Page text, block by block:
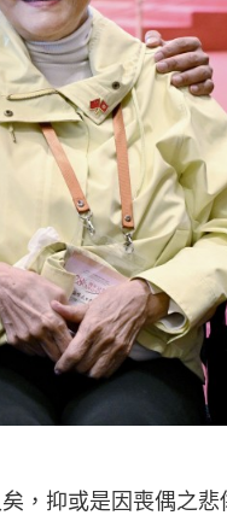
，抑或是因喪偶之